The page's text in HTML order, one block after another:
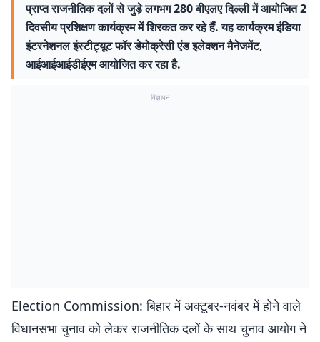
प्राप्त राजनीतिक दलों से जुड़े लगभग 280 बीएलए दिल्ली में आयोजित 2
दिवसीय प्रशिक्षण कार्यक्रम में शिरकत कर रहे हैं. यह कार्यक्रम इंडिया
इंटरनेशनल इंस्टीट्यूट फॉर डेमोक्रेसी एंड इलेक्शन मैनेजमेंट,
आईआईआईडीईएम आयोजित कर रहा है.
विज्ञापन
Election Commission: बिहार में अक्टूबर-नवंबर में होने वाले
विधानसभा चुनाव को लेकर राजनीतिक दलों के साथ चुनाव आयोग ने